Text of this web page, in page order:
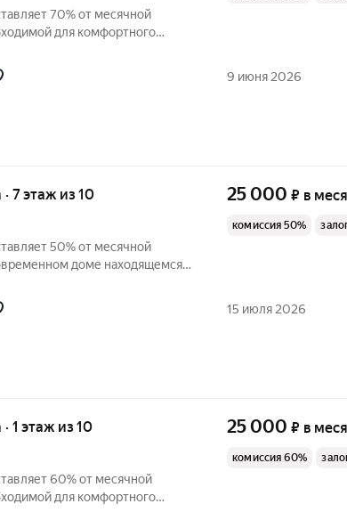
70% от месячной
для комфортного
кухня. Квартира находится в
9 июня 2026
7 этаж из 10
50% от месячной
доме находящемся
Большая двухспальная
25 000 ₽ в
комиссия 50%
15 июля 2026
1 этаж из 10
60% от месячной
для комфортного
25 000 ₽ в
комиссия 60%